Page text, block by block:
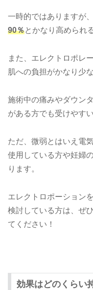
一時的ではありますが
90％とかなり高められ
また、エレクトロポレ
肌への負担がかなり少
施術中の痛みやダウン
がある方でも受けやす
ただ、微弱とはいえ電
使用している方や妊婦
ります。
エレクトロポーション
検討している方は、ぜ
てください！
効果はどのくらい